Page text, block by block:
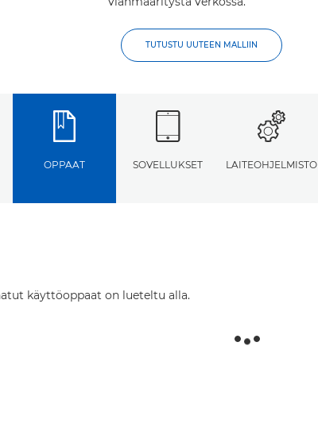
TUTUSTU UUTEEN MALLIIN
OPPAAT SOVELLUKSET LAITEOHJELMISTO
käyttöoppaat on lueteltu alla.